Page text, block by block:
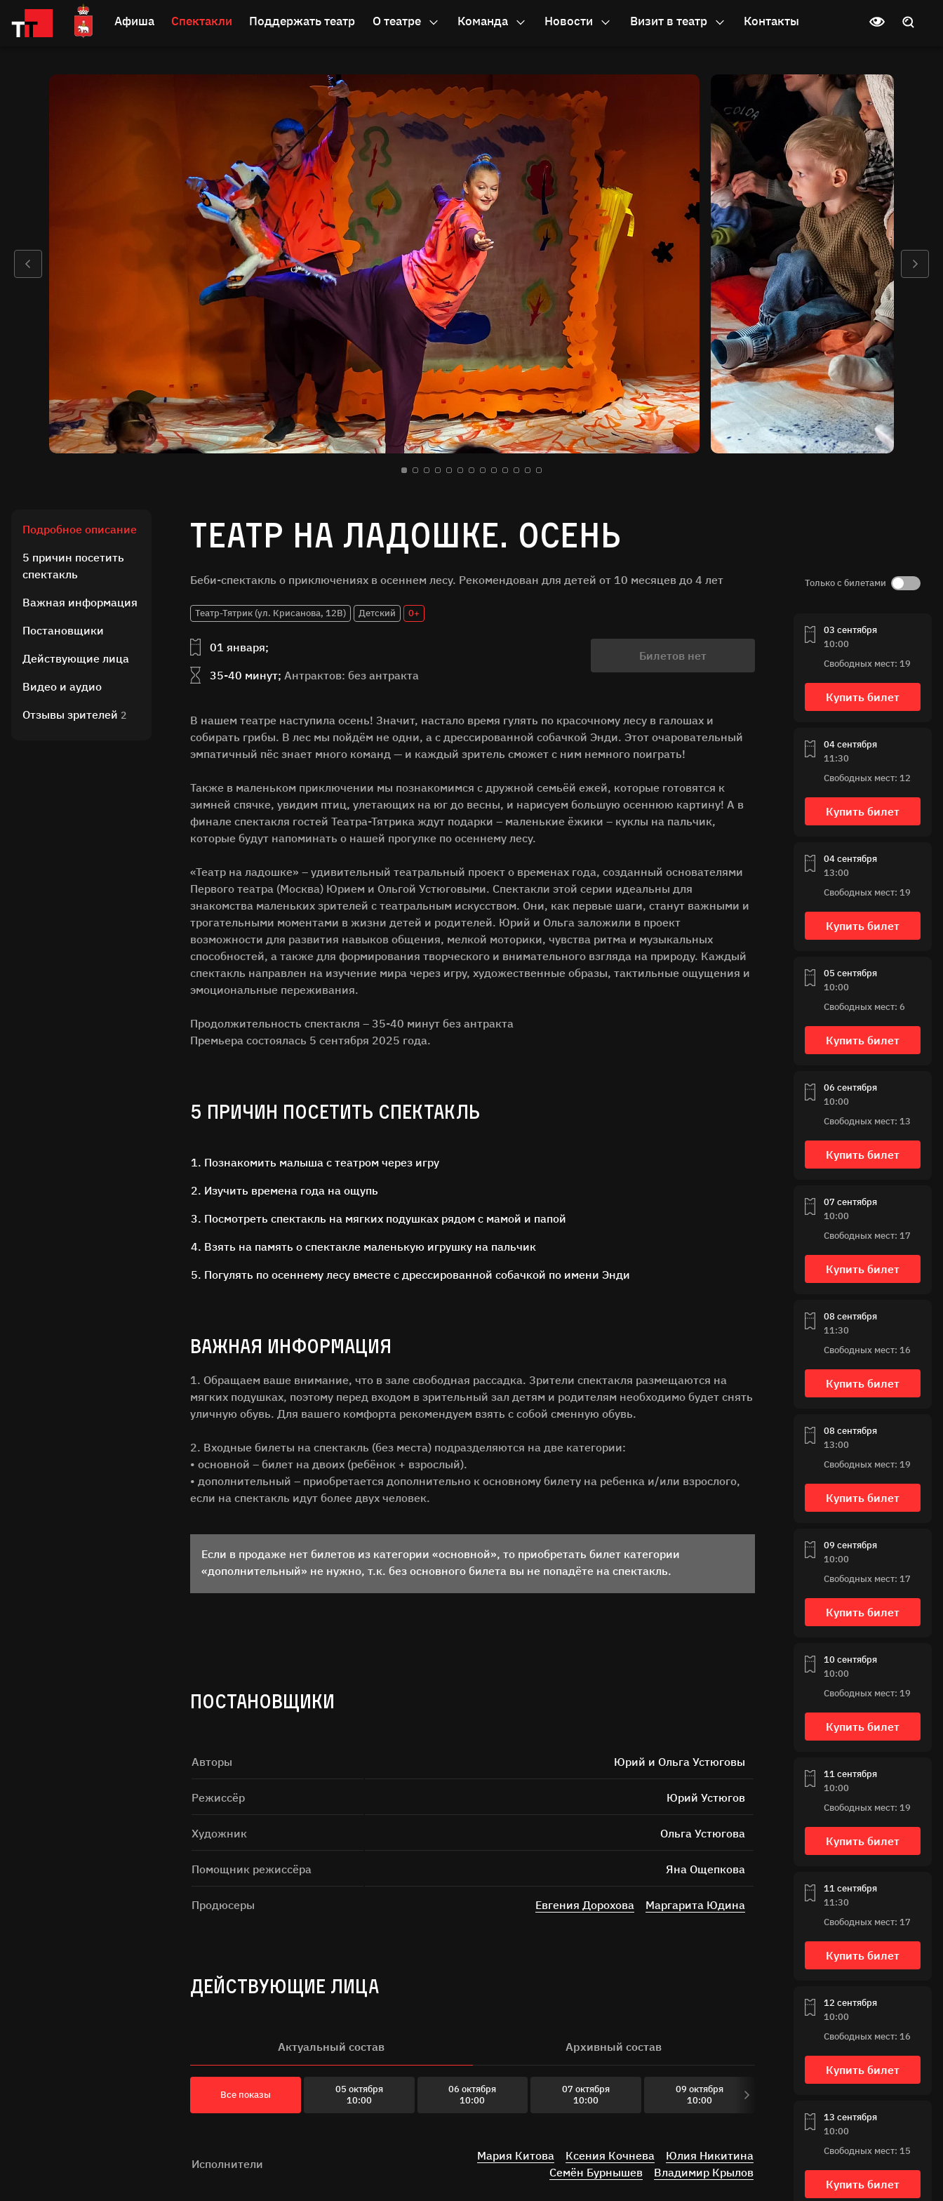
Афиша Спектакли Поддержать театр О театре Команда Новости Визит в театр Контакты
Поиск
Подробное описание
5 причин посетить
спектакль
Важная информация
Постановщики
Действующие лица
Видео и аудио
Отзывы зрителей 2
Театр на ладошке. Осень
Беби-спектакль о приключениях в осеннем лесу. Рекомендован для детей от 10 месяцев до 4 лет
Театр-Тятрик (ул. Крисанова, 12В) Детский 0+
01 января;
35-40 минут; Антрактов: без антракта
Билетов нет
В нашем театре наступила осень! Значит, настало время гулять по красочному лесу в галошах и
собирать грибы. В лес мы пойдём не одни, а с дрессированной собачкой Энди. Этот очаровательный
эмпатичный пёс знает много команд — и каждый зритель сможет с ним немного поиграть!
Также в маленьком приключении мы познакомимся с дружной семьёй ежей, которые готовятся к
зимней спячке, увидим птиц, улетающих на юг до весны, и нарисуем большую осеннюю картину! А в
финале спектакля гостей Театра-Тятрика ждут подарки – маленькие ёжики – куклы на пальчик,
которые будут напоминать о нашей прогулке по осеннему лесу.
«Театр на ладошке» – удивительный театральный проект о временах года, созданный основателями
Первого театра (Москва) Юрием и Ольгой Устюговыми. Спектакли этой серии идеальны для
знакомства маленьких зрителей с театральным искусством. Они, как первые шаги, станут важными и
трогательными моментами в жизни детей и родителей. Юрий и Ольга заложили в проект
возможности для развития навыков общения, мелкой моторики, чувства ритма и музыкальных
способностей, а также для формирования творческого и внимательного взгляда на природу. Каждый
спектакль направлен на изучение мира через игру, художественные образы, тактильные ощущения и
эмоциональные переживания.
Продолжительность спектакля – 35-40 минут без антракта
Премьера состоялась 5 сентября 2025 года.
5 ПРИЧИН ПОСЕТИТЬ СПЕКТАКЛЬ
Познакомить малыша с театром через игру
Изучить времена года на ощупь
Посмотреть спектакль на мягких подушках рядом с мамой и папой
Взять на память о спектакле маленькую игрушку на пальчик
Погулять по осеннему лесу вместе с дрессированной собачкой по имени Энди
ВАЖНАЯ ИНФОРМАЦИЯ
1. Обращаем ваше внимание, что в зале свободная рассадка. Зрители спектакля размещаются на
мягких подушках, поэтому перед входом в зрительный зал детям и родителям необходимо будет снять
уличную обувь. Для вашего комфорта рекомендуем взять с собой сменную обувь.
2. Входные билеты на спектакль (без места) подразделяются на две категории:
• основной – билет на двоих (ребёнок + взрослый).
• дополнительный – приобретается дополнительно к основному билету на ребенка и/или взрослого,
если на спектакль идут более двух человек.
Если в продаже нет билетов из категории «основной», то приобретать билет категории
«дополнительный» не нужно, т.к. без основного билета вы не попадёте на спектакль.
ПОСТАНОВЩИКИ
Авторы Юрий и Ольга Устюговы
Режиссёр Юрий Устюгов
Художник Ольга Устюгова
Помощник режиссёра Яна Ощепкова
Продюсеры Евгения Дорохова Маргарита Юдина
ДЕЙСТВУЮЩИЕ ЛИЦА
Актуальный состав Архивный состав
Все показы
05 октября
10:00
06 октября
10:00
07 октября
10:00
09 октября
10:00
Исполнители
Мария Китова Ксения Кочнева
Юлия Никитина
Семён Бурнышев
Владимир Крылов
ОТЗЫВ
ОСТАВЬТЕ ОТЗЫВ
Нам важно ваше мнение!
Имя Фамилия
Город
Только с билетами
03 сентября
10:00
Свободных мест: 19
Купить билет
04 сентября
11:30
Свободных мест: 12
Купить билет
04 сентября
13:00
Свободных мест: 19
Купить билет
05 сентября
10:00
Свободных мест: 6
Купить билет
06 сентября
10:00
Свободных мест: 13
Купить билет
07 сентября
10:00
Свободных мест: 17
Купить билет
08 сентября
11:30
Свободных мест: 16
Купить билет
08 сентября
13:00
Свободных мест: 19
Купить билет
09 сентября
10:00
Свободных мест: 17
Купить билет
10 сентября
10:00
Свободных мест: 19
Купить билет
11 сентября
10:00
Свободных мест: 19
Купить билет
11 сентября
11:30
Свободных мест: 17
Купить билет
12 сентября
10:00
Свободных мест: 16
Купить билет
13 сентября
10:00
Свободных мест: 15
Купить билет